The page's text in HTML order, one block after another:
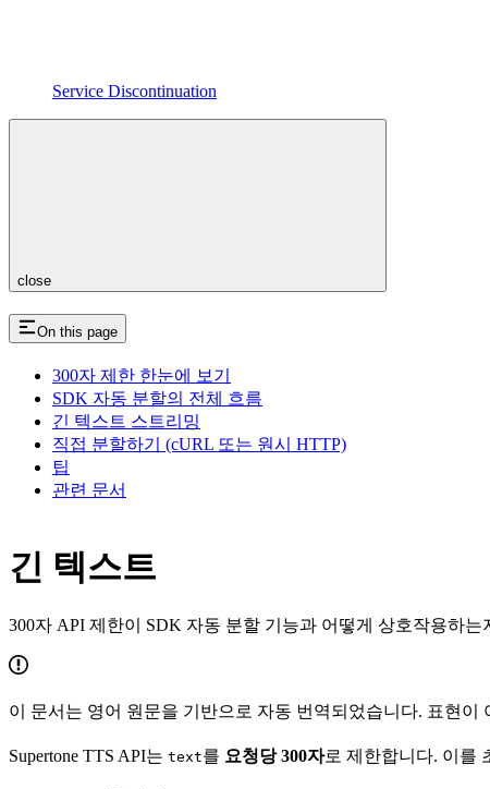
Service Discontinuation
close
On this page
300자 제한 한눈에 보기
SDK 자동 분할의 전체 흐름
긴 텍스트 스트리밍
직접 분할하기 (cURL 또는 원시 HTTP)
팁
관련 문서
긴 텍스트
300자 API 제한이 SDK 자동 분할 기능과 어떻게 상호작용하
이 문서는 영어 원문을 기반으로 자동 번역되었습니다. 표현
Supertone TTS API는 text를 요청당 300자로 제한합니다. 이를